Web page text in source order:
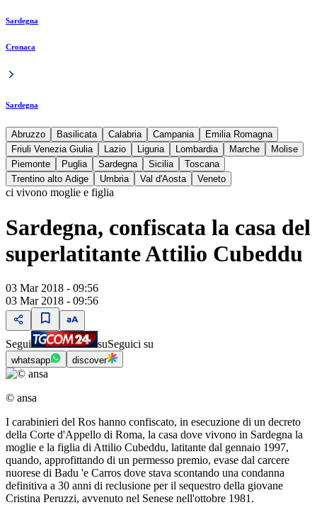
Sardegna
Cronaca
Sardegna
Abruzzo Basilicata Calabria Campania
Emilia Romagna
Friuli Venezia Giulia
Lazio Liguria Lombardia Marche
Molise
Piemonte
Puglia Sardegna Sicilia
Toscana
Trentino alto Adige
Umbria Val d'Aosta Veneto
ci vivono moglie e figlia
Sardegna, confiscata la casa del
superlatitante Attilio Cubeddu
03 Mar 2018 - 09:56
03 Mar 2018 - 09:56
Segui suSeguici su
whatsapp discover
© ansa
I carabinieri del Ros hanno confiscato, in esecuzione di un decreto
della Corte d'Appello di Roma, la casa dove vivono in Sardegna la
moglie e la figlia di Attilio Cubeddu, latitante dal gennaio 1997,
quando, approfittando di un permesso premio, evase dal carcere
nuorese di Badu 'e Carros dove stava scontando una condanna
definitiva a 30 anni di reclusione per il sequestro della giovane
Cristina Peruzzi, avvenuto nel Senese nell'ottobre 1981.